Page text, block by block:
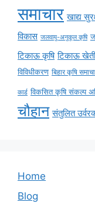
समाचार खाद्य
विकास जलवायु-अनुकूल कृषि
टिकाऊ कृषि टिकाऊ खेती
विविधीकरण बिहार कृषि
कार्ड विकसित कृषि संकल्प
चौहान संतुलित
Home
Blog